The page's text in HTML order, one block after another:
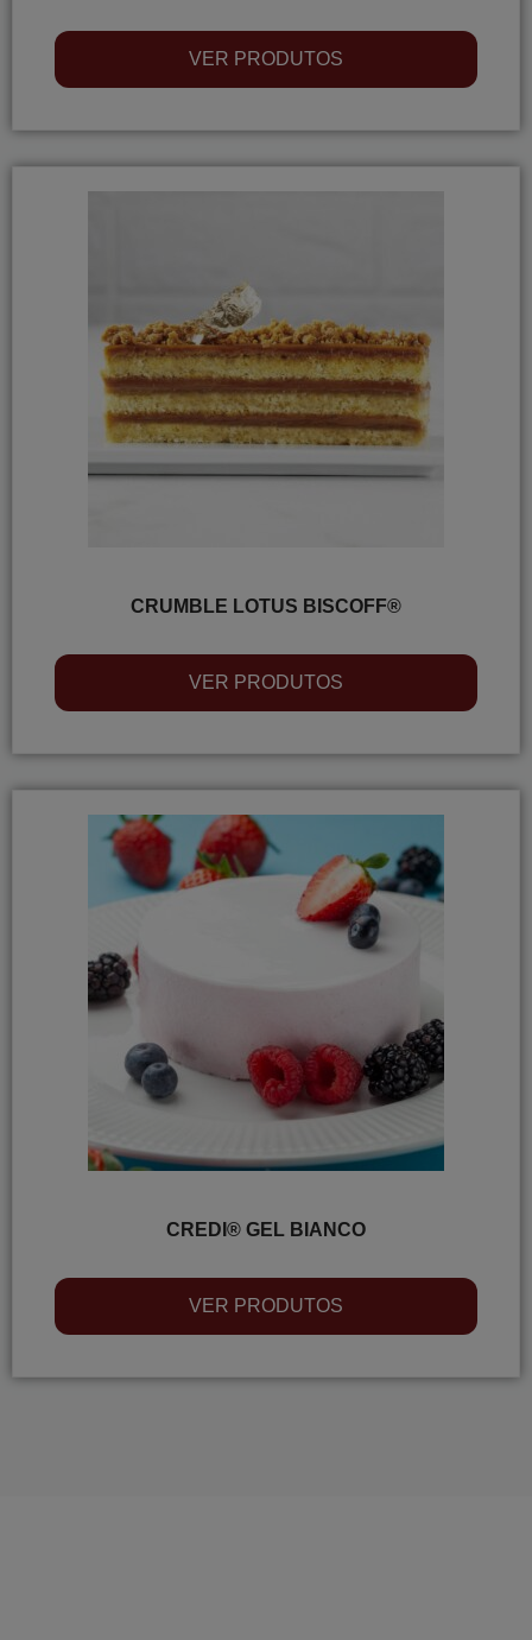
VER PRODUTOS
CRUMBLE LOTUS BISCOFF®
VER PRODUTOS
CREDI® GEL BIANCO
VER PRODUTOS